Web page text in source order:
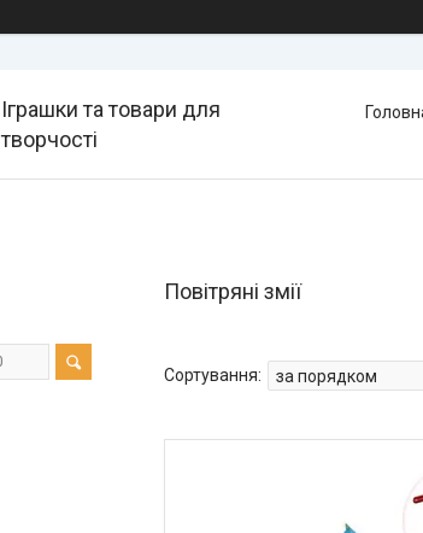
Іграшки та товари для
творчості
Повітряні змії